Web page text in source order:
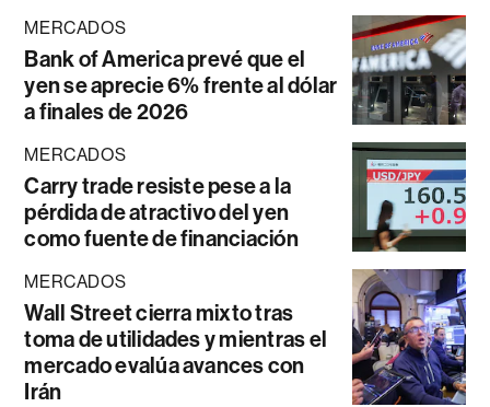
MERCADOS
Bank of America prevé que el
yen se aprecie 6% frente al dólar
a finales de 2026
MERCADOS
Carry trade resiste pese a la
pérdida de atractivo del yen
como fuente de financiación
MERCADOS
Wall Street cierra mixto tras
toma de utilidades y mientras el
mercado evalúa avances con
Irán